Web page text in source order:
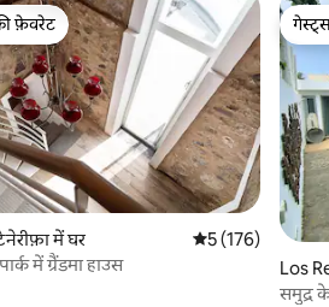
फ़ेवरेट
फ़ेवरेट
में घर औसत रेटिंग 5 में से
5 (176)
में ग्रैंडमा हाउस
Los
समुद्र